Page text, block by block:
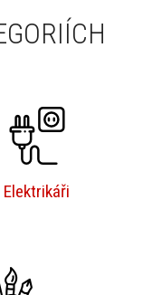
Elektrikáři